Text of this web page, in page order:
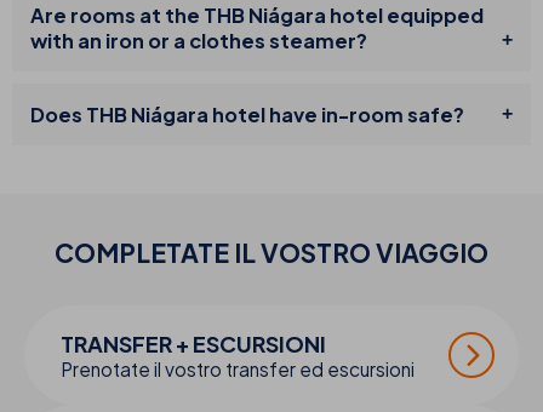
Are rooms at the THB Niágara hotel equipped
with an iron or a clothes steamer?
Does THB Niágara hotel have in-room safe?
COMPLETATE IL VOSTROVIAGGIO
TRANSFER + ESCURSIONI
Prenotate il vostro transfer ed escursioni